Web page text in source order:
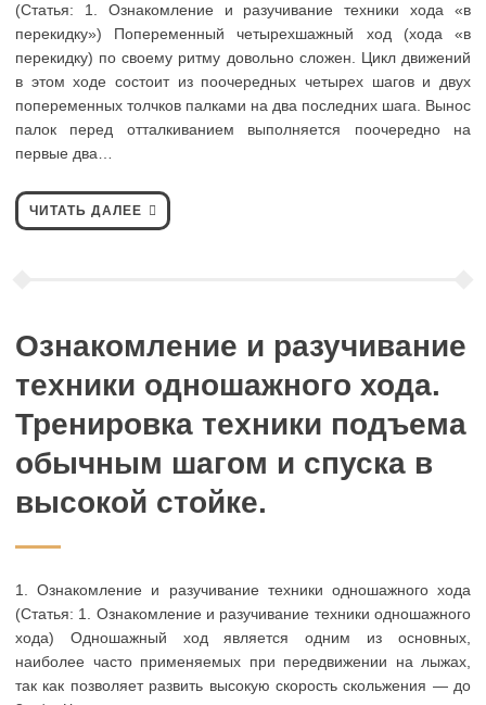
(Статья: 1. Ознакомление и разучивание техники хода «в
перекидку») Попеременный четырехшажный ход (хода «в
перекидку) по своему ритму довольно сложен. Цикл движений
в этом ходе состоит из поочередных четырех шагов и двух
попеременных толчков палками на два последних шага. Вынос
палок перед отталкиванием выполняется поочередно на
первые два…
ЧИТАТЬ ДАЛЕЕ
Ознакомление и разучивание
техники одношажного хода.
Тренировка техники подъема
обычным шагом и спуска в
высокой стойке.
1. Ознакомление и разучивание техники одношажного хода
(Статья: 1. Ознакомление и разучивание техники одношажного
хода) Одношажный ход является одним из основных,
наиболее часто применяемых при передвижении на лыжах,
так как позволяет развить высокую скорость скольжения — до